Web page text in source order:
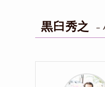
黒臼秀之 –